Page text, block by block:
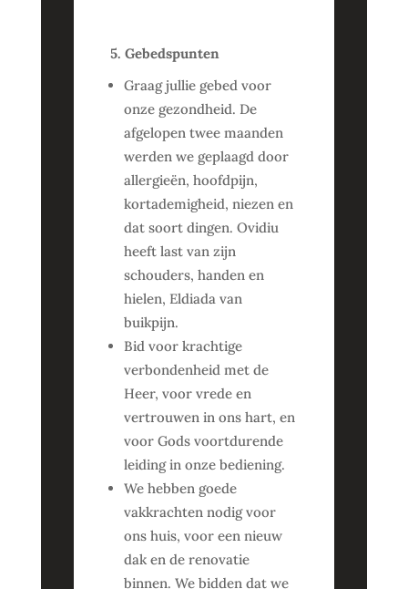
5. Gebedspunten
Graag jullie gebed voor
onze gezondheid. De
afgelopen twee maanden
werden we geplaagd door
allergieën, hoofdpijn,
kortademigheid, niezen en
dat soort dingen. Ovidiu
heeft last van zijn
schouders, handen en
hielen, Eldiada van
buikpijn.
Bid voor krachtige
verbondenheid met de
Heer, voor vrede en
vertrouwen in ons hart, en
voor Gods voortdurende
leiding in onze bediening.
We hebben goede
vakkrachten nodig voor
ons huis, voor een nieuw
dak en de renovatie
binnen. We bidden dat we